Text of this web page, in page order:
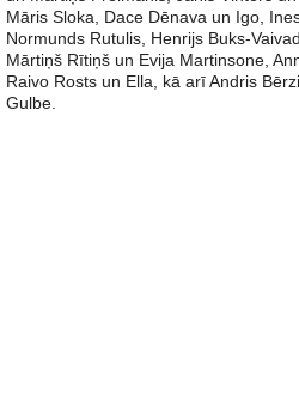
Māris Sloka, Dace Dēnava un Igo,
Normunds Rutulis, Henrijs Buks-
Mārtiņš Rītiņš un Evija Martinsone,
Raivo Rosts un Ella, kā arī Andris
Gulbe.